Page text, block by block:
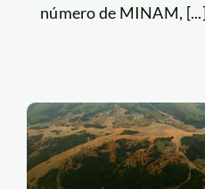
número de MINAM,